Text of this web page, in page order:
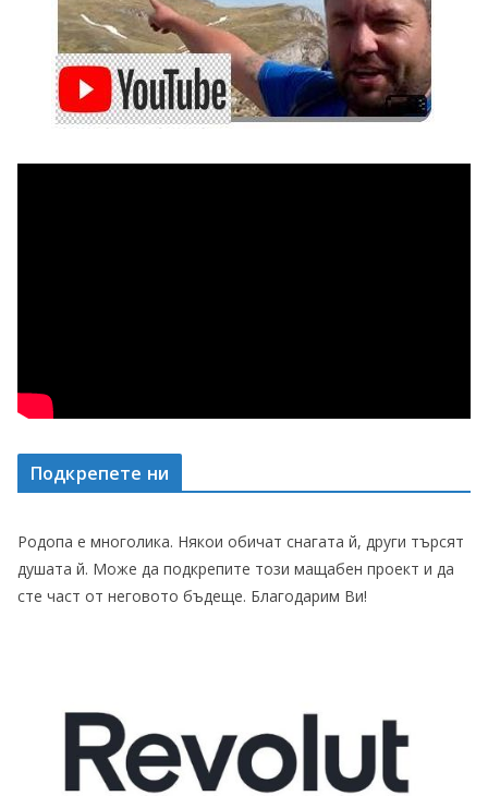
Подкрепете ни
Родопа е многолика. Някои обичат снагата й, други търсят
душата й. Може да подкрепите този мащабен проект и да
сте част от неговото бъдеще. Благодарим Ви!